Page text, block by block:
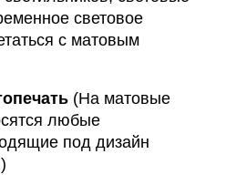
световое
с матовым
(На матовые
любые
под дизайн